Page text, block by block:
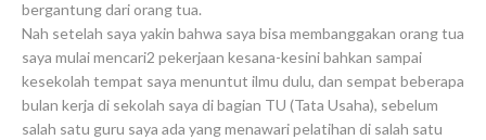
bergantung dari orang tua.
Nah setelah saya yakin bahwa saya bisa membanggakan orang tua
saya mulai mencari2 pekerjaan kesana-kesini bahkan sampai
kesekolah tempat saya menuntut ilmu dulu, dan sempat beberapa
bulan kerja di sekolah saya di bagian TU (Tata Usaha), sebelum
salah satu guru saya ada yang menawari pelatihan di salah satu